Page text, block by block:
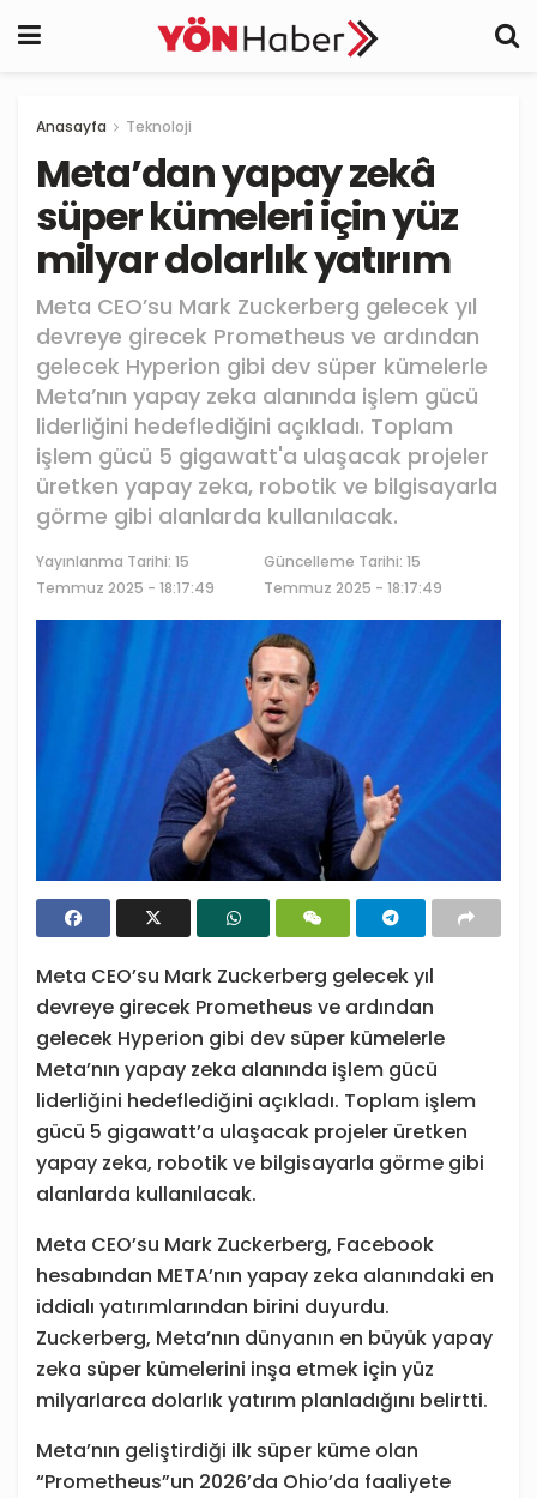
Anasayfa Teknoloji
Meta’dan yapay zekâ
süper kümeleri için yüz
milyar dolarlık yatırım
Meta CEO’su Mark Zuckerberg gelecek yıl
devreye girecek Prometheus ve ardından
gelecek Hyperion gibi dev süper kümelerle
Meta’nın yapay zeka alanında işlem gücü
liderliğini hedeflediğini açıkladı. Toplam
işlem gücü 5 gigawatt'a ulaşacak projeler
üretken yapay zeka, robotik ve bilgisayarla
görme gibi alanlarda kullanılacak.
Yayınlanma Tarihi: 15
Temmuz 2025 - 18:17:49
Güncelleme Tarihi: 15
Temmuz 2025 - 18:17:49
Meta CEO’su Mark Zuckerberg gelecek yıl
devreye girecek Prometheus ve ardından
gelecek Hyperion gibi dev süper kümelerle
Meta’nın yapay zeka alanında işlem gücü
liderliğini hedeflediğini açıkladı. Toplam işlem
gücü 5 gigawatt’a ulaşacak projeler üretken
yapay zeka, robotik ve bilgisayarla görme gibi
alanlarda kullanılacak.
Meta CEO’su Mark Zuckerberg, Facebook
hesabından META’nın yapay zeka alanındaki en
iddialı yatırımlarından birini duyurdu.
Zuckerberg, Meta’nın dünyanın en büyük yapay
zeka süper kümelerini inşa etmek için yüz
milyarlarca dolarlık yatırım planladığını belirtti.
Meta’nın geliştirdiği ilk süper küme olan
“Prometheus”un 2026’da Ohio’da faaliyete